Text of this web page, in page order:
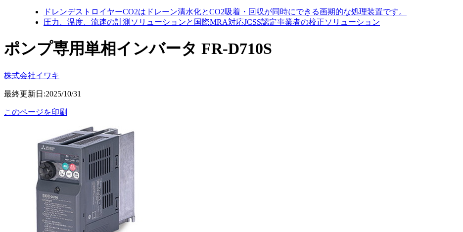
ドレンデストロイヤーCO2はドレーン清水化とCO2吸着・回収が同時にできる画期的な処理装置です。
圧力、温度、流速の計測ソリューションと国際MRA対応JCSS認定事業者の校正ソリューション
ポンプ専用単相インバータ FR-D710S
株式会社イワキ
最終更新日:2025/10/31
このページを印刷